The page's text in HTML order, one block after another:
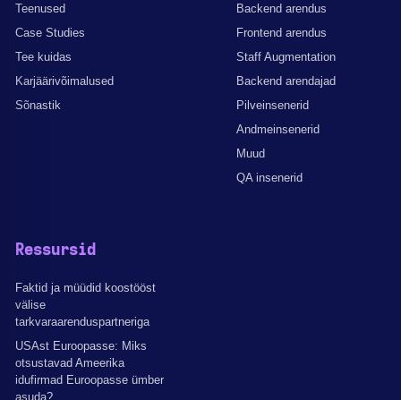
Teenused
Case Studies
Tee kuidas
Karjäärivõimalused
Sõnastik
Backend arendus
Frontend arendus
Staff Augmentation
Backend arendajad
Pilveinsenerid
Andmeinsenerid
Muud
QA insenerid
Ressursid
Faktid ja müüdid koostööst
välise
tarkvaraarenduspartneriga
USAst Euroopasse: Miks
otsustavad Ameerika
idufirmad Euroopasse ümber
asuda?